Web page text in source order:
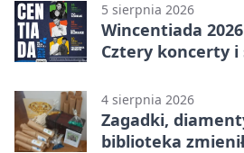
5 sierpnia 2026
Wincentiada
Cztery koncerty
4 sierpnia 2026
Zagadki,
biblioteka